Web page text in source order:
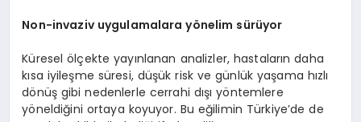
Non-invaziv uygulamalara yönelim sürüyor
Küresel ölçekte yayınlanan analizler, hastaların daha
kısa iyileşme süresi, düşük risk ve günlük yaşama hızlı
dönüş gibi nedenlerle cerrahi dışı yöntemlere
yöneldiğini ortaya koyuyor. Bu eğilimin Türkiye’de de